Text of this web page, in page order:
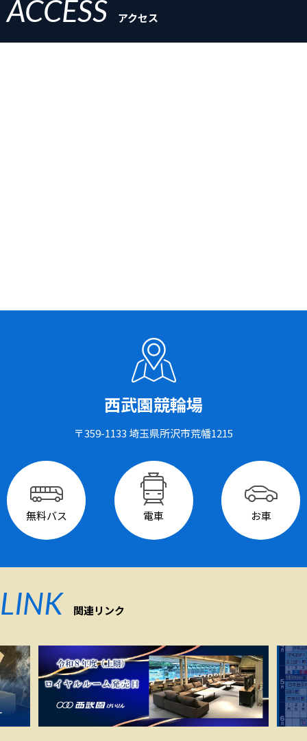
ACCESS アクセス
西武園競輪場
〒359-1133 埼玉県所沢市荒幡1215
無料バス 電車 お車
LINK 関連リンク